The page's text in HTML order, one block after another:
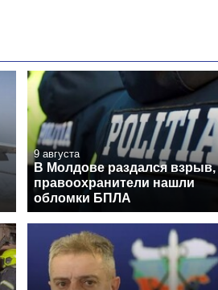
9 августа
В Молдове раздался взрыв,
правоохранители нашли
обломки БПЛА